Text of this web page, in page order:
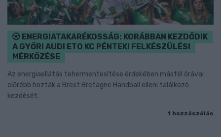
ENERGIATAKARÉKOSSÁG: KORÁBBAN KEZDŐDIK
A GYŐRI AUDI ETO KC PÉNTEKI FELKÉSZÜLÉSI
MÉRKŐZÉSE
Az energiaellátás tehermentesítése érdekében másfél órával
előrébb hozták a Brest Bretagne Handball elleni találkozó
kezdését.
1 hozzászólás